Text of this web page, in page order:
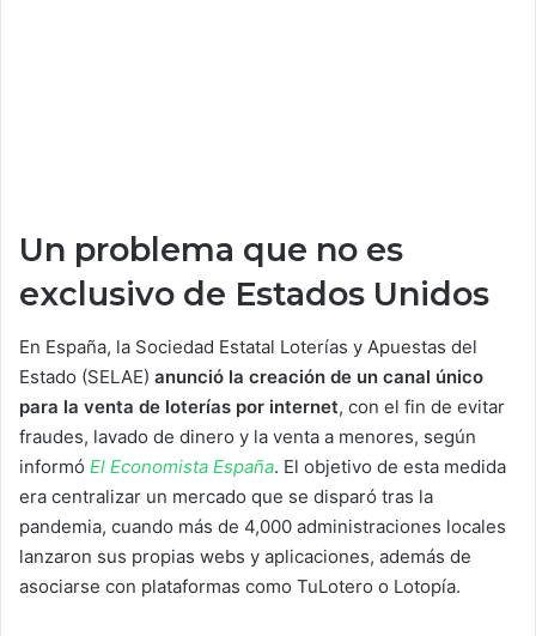
Un problema que no es
exclusivo de Estados Unidos
En España, la Sociedad Estatal Loterías y Apuestas del
Estado (SELAE) anunció la creación de un canal único
para la venta de loterías por internet, con el fin de evitar
fraudes, lavado de dinero y la venta a menores, según
informó El Economista España. El objetivo de esta medida
era centralizar un mercado que se disparó tras la
pandemia, cuando más de 4,000 administraciones locales
lanzaron sus propias webs y aplicaciones, además de
asociarse con plataformas como TuLotero o Lotopía.